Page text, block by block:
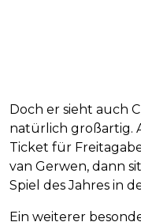
Doch er sieht auch
natürlich großartig.
Ticket für
van Gerwen, dann
Spiel des Jahres in
Ein weiterer